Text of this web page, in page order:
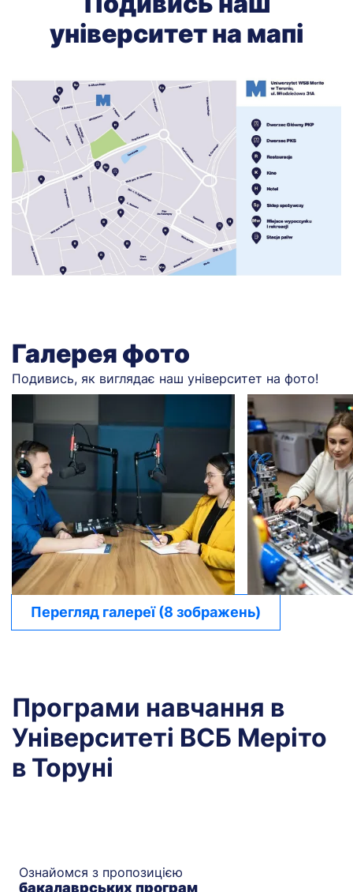
університет на мапі
Галерея фото
Подивись, як виглядає наш університет на фото!
Перегляд галереї (8 зображень)
Програми навчання в
Університеті ВСБ Меріто
в Торуні
Ознайомся з пропозицією
бакалаврських програм